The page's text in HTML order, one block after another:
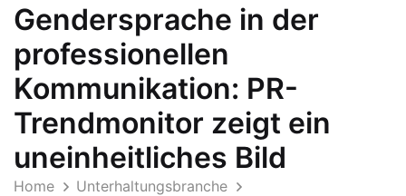
Gendersprache in der
professionellen
Kommunikation: PR-
Trendmonitor zeigt ein
uneinheitliches Bild
Home
Unterhaltungsbranche